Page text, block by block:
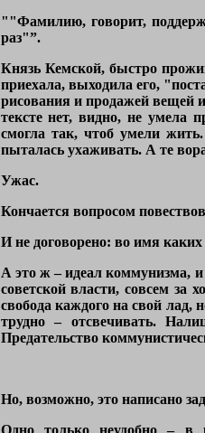
""Фамилию, говорит,
раз"”.
Князь Кемской, быстро
приехала, выходила его,
рисования и продажей вещей
тексте нет, видно, не умела
смогла так, чтоб умели
пыталась ухаживать. А те
Ужас.
Кончается вопросом
И не договорено: во имя
А это ж – идеал коммунизма, и
советской власти, совсем
свобода каждого на свой лад,
трудно – отсвечивать.
Предательство
Но, возможно, это написано